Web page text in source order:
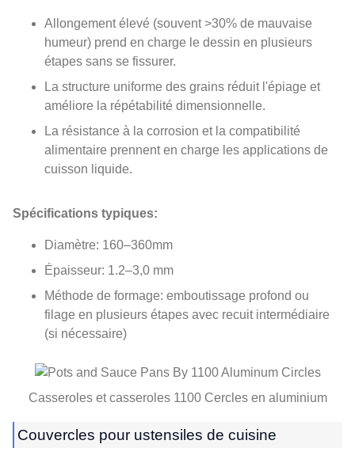
Allongement élevé (souvent >30% de mauvaise
humeur) prend en charge le dessin en plusieurs
étapes sans se fissurer.
La structure uniforme des grains réduit l'épiage et
améliore la répétabilité dimensionnelle.
La résistance à la corrosion et la compatibilité
alimentaire prennent en charge les applications de
cuisson liquide.
Spécifications typiques:
Diamètre: 160–360mm
Épaisseur: 1.2–3,0 mm
Méthode de formage: emboutissage profond ou
filage en plusieurs étapes avec recuit intermédiaire
(si nécessaire)
Casseroles et casseroles 1100 Cercles en aluminium
Couvercles pour ustensiles de cuisine